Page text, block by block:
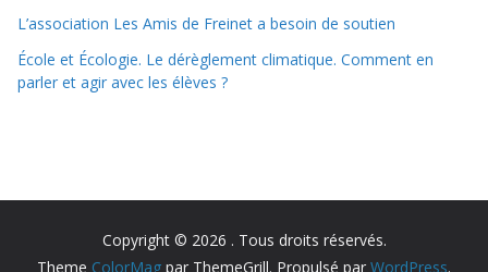
L’association Les Amis de Freinet a besoin de soutien
École et Écologie. Le dérèglement climatique. Comment en
parler et agir avec les élèves ?
Copyright © 2026 . Tous droits réservés.
Theme ColorMag par ThemeGrill. Propulsé par WordPress.